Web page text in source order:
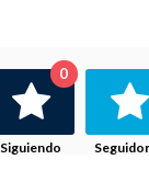
Siguiendo
0